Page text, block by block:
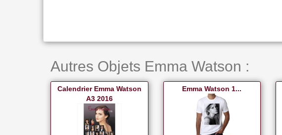
Autres Objets Emma Watson :
Calendrier Emma Watson
A3 2016
Emma Watson 1...